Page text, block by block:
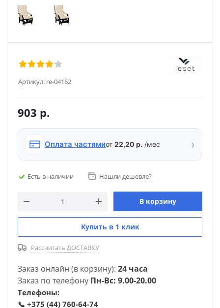
Артикул: re-04162
903 р.
Оплата частямиот 22,20 р. /мес ›
Есть в наличии Нашли дешевле?
В корзину
Купить в 1 клик
Рассчитать ДОСТАВКУ
Заказ онлайн (в корзину): 24 часа
Заказ по телефону Пн-Вс: 9.00-20.00
Телефоны:
📞 +375 (44) 760-64-74